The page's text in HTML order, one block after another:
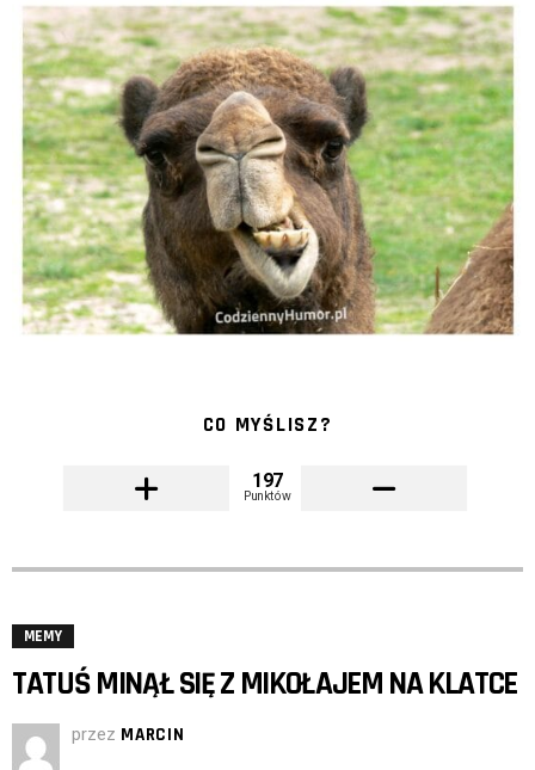
CO MYŚLISZ?
197
Punktów
MEMY
TATUŚ MINĄŁ SIĘ Z MIKOŁAJEM NA KLATCE
przez MARCIN